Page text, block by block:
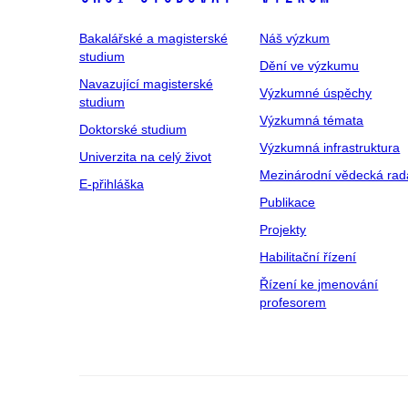
Bakalářské a magisterské
studium
Navazující magisterské
studium
Doktorské studium
Univerzita na celý život
E-přihláška
Náš výzkum
Dění ve výzkumu
Výzkumné úspěchy
Výzkumná témata
Výzkumná infrastruktura
Mezinárodní vědecká
Publikace
Projekty
Habilitační řízení
Řízení ke jmenování
profesorem